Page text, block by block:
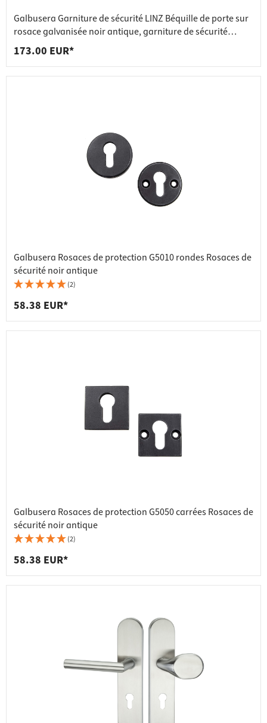
Galbusera Garniture de sécurité LINZ Béquille de porte sur
rosace galvanisée noir antique, garniture de sécurité
béquille/poussoir
173.00 EUR*
Galbusera Rosaces de protection G5010 rondes Rosaces de
sécurité noir antique
(2)
58.38 EUR*
Galbusera Rosaces de protection G5050 carrées Rosaces de
sécurité noir antique
(2)
58.38 EUR*